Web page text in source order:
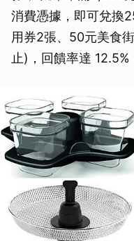
消費憑據，即可兌換
用券2張、50元美食
止)，回饋率達 12.5%